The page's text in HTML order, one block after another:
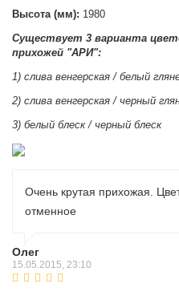
Высота (мм): 1980
Существует 3 варианта
прихожей "АРИ":
1) слива венгерская / белый
2) слива венгерская / черный
3) белый блеск / черный блеск
Очень крутая прихожая.
отменное
Олег
15.05.2015, 23:10